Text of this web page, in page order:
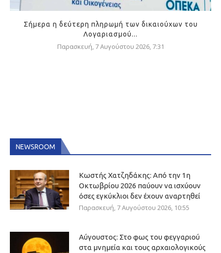
Σήμερα η δεύτερη πληρωμή των δικαιούχων του
Λογαριασμού...
Παρασκευή, 7 Αυγούστου 2026, 7:31
NEWSROOM
Κωστής Χατζηδάκης: Από την 1η
Οκτωβρίου 2026 παύουν να ισχύουν
όσες εγκύκλιοι δεν έχουν αναρτηθεί
Παρασκευή, 7 Αυγούστου 2026, 10:55
Αύγουστος: Στο φως του φεγγαριού
στα μνημεία και τους αρχαιολογικούς